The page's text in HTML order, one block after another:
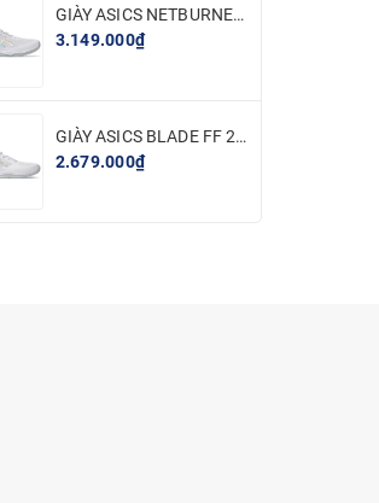
GIÀY ASICS NETBURNER BALLISTIC FF 4 - TRẮNG BẠC
3.149.000₫
GIÀY ASICS BLADE FF 2 - TRẮNG BẠC
2.679.000₫